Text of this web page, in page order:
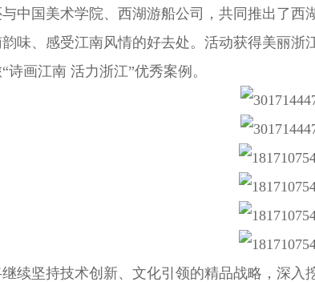
与中国美术学院、西湖游船公司，共同推出了
味、感受江南风情的好去处。活动获得美丽
诗画江南 活力浙江”优秀案例。
续坚持技术创新、文化引领的精品战略，深